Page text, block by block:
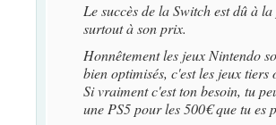
Le succès de la Switch est dû à
surtout à son prix.
Honnêtement les jeux Nintendo
bien optimisés, c'est les jeux tiers
Si vraiment c'est ton besoin, tu
une PS5 pour les 500€ que tu es